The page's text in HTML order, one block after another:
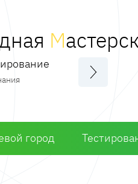
М
город